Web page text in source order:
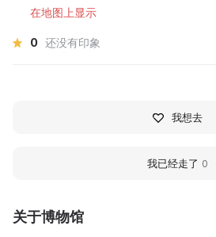
关于博物馆
在地图上显示
0 还没有印象
我想去
我已经走了 0